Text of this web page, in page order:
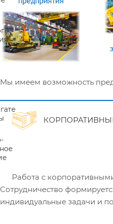
Мы имеем возможность
Работа с
Сотрудничество
индивидуальные задачи и